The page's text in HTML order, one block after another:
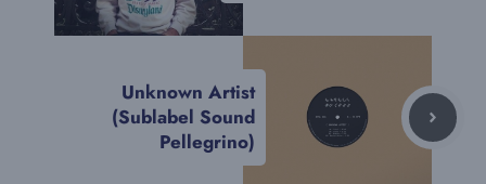
Unknown Artist
(Sublabel Sound
Pellegrino)